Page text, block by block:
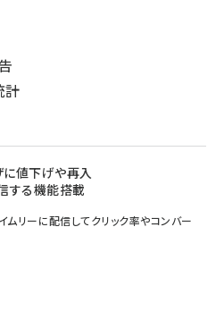
計
値下げや再入
する機能搭載
ムリーに配信してクリック率やコンバー